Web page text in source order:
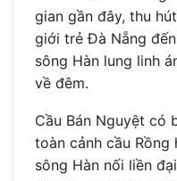
gian gần đây, thu
giới trẻ Đà Nẵng
sông Hàn lung linh
về đêm.
Cầu Bán Nguyệt có
toàn cảnh cầu Rồng
sông Hàn nối liền